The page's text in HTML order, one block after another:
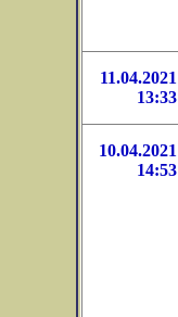
11.04.2021
13:33
10.04.2021
14:53